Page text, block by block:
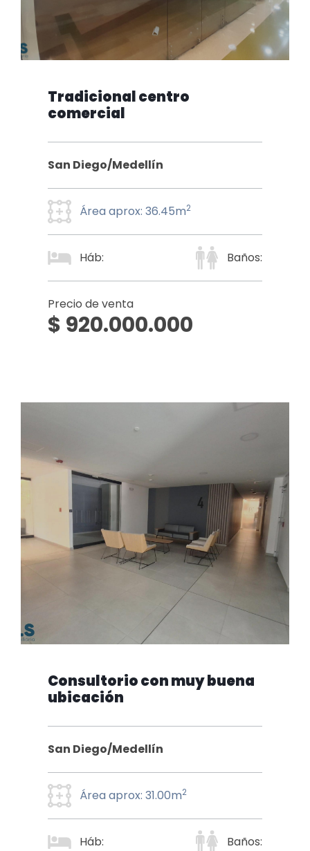
Tradicional centro
comercial
San Diego/Medellín
Área aprox: 36.45m2
Háb: Baños:
Precio de venta
$ 920.000.000
Consultorio con muy buena
ubicación
San Diego/Medellín
Área aprox: 31.00m2
Háb: Baños: